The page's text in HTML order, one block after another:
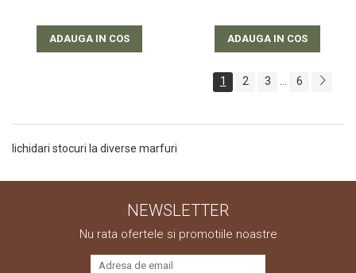
ADAUGA IN COS ADAUGA IN COS
1 2 3 6
lichidari stocuri la diverse marfuri
NEWSLETTER
Nu rata ofertele si promotiile noastre